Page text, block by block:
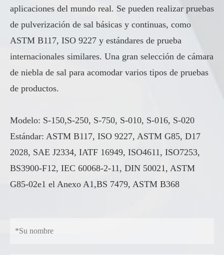
aplicaciones del mundo real. Se pueden realizar pruebas
de pulverización de sal básicas y continuas, como
ASTM B117, ISO 9227 y estándares de prueba
internacionales similares. Una gran selección de cámara
de niebla de sal para acomodar varios tipos de pruebas
de productos.
Modelo: S-150,S-250, S-750, S-010, S-016, S-020
Estándar: ASTM B117, ISO 9227, ASTM G85, D17
2028, SAE J2334, IATF 16949, ISO4611, ISO7253,
BS3900-F12, IEC 60068-2-11, DIN 50021, ASTM
G85-02e1 el Anexo A1,BS 7479, ASTM B368